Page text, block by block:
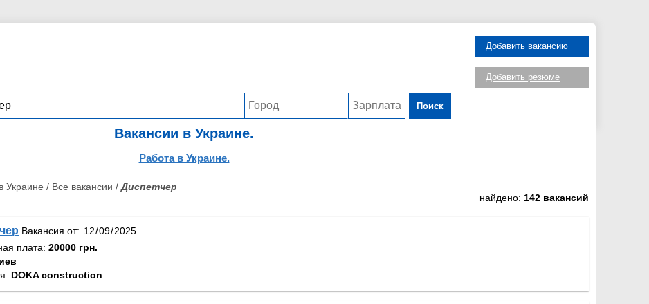
Поиск
Добавить вакансию
Добавить резюме
Вакансии в Украине.
Работа в Украине.
Украине / Все вакансии / Диспетчер
найдено: 142 вакансий
Вакансия от:
плата: 20000 грн.
DOKA construction